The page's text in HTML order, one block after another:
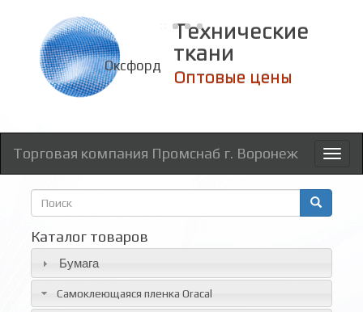
Технические
ткани
Оксфорд
Оптовые цены
Торговая компания Промснаб г. Воронеж
Форма
поиска
Каталог товаров
Бумага
Самоклеющаяся пленка Oracal